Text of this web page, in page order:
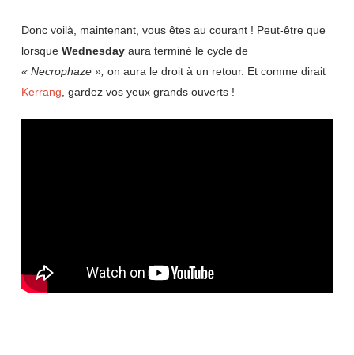
Donc voilà, maintenant, vous êtes au courant ! Peut-être que
lorsque Wednesdayaura terminé le cycle de
« Necrophaze », on aura le droit à un retour. Et comme dirait
Kerrang , gardez vos yeux grands ouverts !